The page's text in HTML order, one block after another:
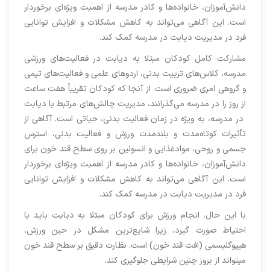
دانش‌آموزان، خانواده‌ها و كادر مدرسه از اهمیت ویژه‌ای برخوردار
است. این آگاهی می‌تواند به کاهش مشکلات و افزایش توانایی
فرد در مدیریت دیابت در مدرسه کمک کند.
مشارکت کامل کودکان مبتلا به دیابت در فعالیت‌های ورزشی
مدرسه، کلاس‌های تربیت بدنی، اردوهای علمی و فعالیت‌های تیمی
و گروهی امری ضروری است. از آنجا که کودکان تقریباً هفت ساعت
از روز را در مدرسه می‌گذرانند، مدیریت چالش‌های مرتبط با دیابت
در مدرسه، به ویژه در زمان فعالیت بدنی، حیاتی است. آگاهی از
تأثیرات کوتاه‌مدت و بلندمدت ورزش و فعالیت بدنی، استرس
جسمی و روحی، موادغذایی و انسولین بر روی سطح قند خون برای
دانش‌آموزان، خانواده‌ها و كادر مدرسه از اهمیت ویژه‌ای برخوردار
است. این آگاهی می‌تواند به کاهش مشکلات و افزایش توانایی
فرد در مدیریت دیابت در مدرسه کمک کند.
با این حال، انجام ورزش برای کودکان مبتلا به دیابت باید با
احتیاط صورت گیرد، زیرا شایع‌ترین مشکل در حین ورزش،
هیپوگلیسمی (افت قند خون) است. نظارت دقیق بر سطح قند خون
میتواند از بروز چنین شرایطی جلوگیری کند.